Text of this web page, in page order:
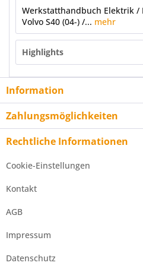
Werkstatthandbuch Elektrik /
Volvo S40 (04-) /... mehr
Highlights
Information
Zahlungsmöglichkeiten
Rechtliche Informationen
Cookie-Einstellungen
Kontakt
AGB
Impressum
Datenschutz